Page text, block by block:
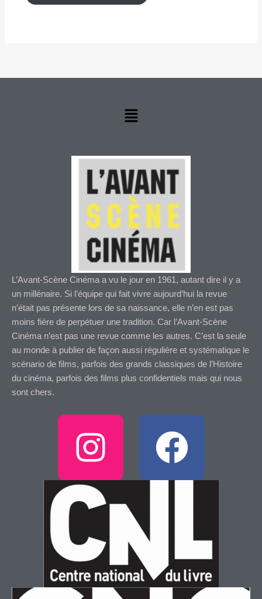
Menu
L’Avant-Scène Cinéma a vu le jour en 1961, autant dire il y a
un millénaire. Si l’équipe qui fait vivre aujourd’hui la revue
n’était pas présente lors de sa naissance, elle n’en est pas
moins fière de perpétuer une tradition. Car l’Avant-Scène
Cinéma n’est pas une revue comme les autres. C’est la seule
au monde à publier de façon aussi régulière et systématique le
scénario de films, parfois des grands classiques de l’Histoire
du cinéma, parfois des films plus confidentiels mais qui nous
sont chers.
I
n
s
t
a
F
a
b